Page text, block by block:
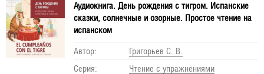
Аудиокнига. День рождения с тигром. Испанские
сказки, солнечные и озорные. Простое чтение на
испанском
Автор:
Григорьев С. В.
Серия:
Чтение с упражнениями